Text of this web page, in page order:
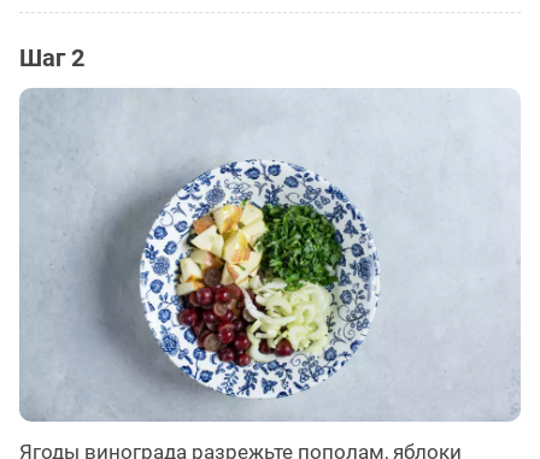
Шаг 2
Ягоды винограда разрежьте пополам, яблоки